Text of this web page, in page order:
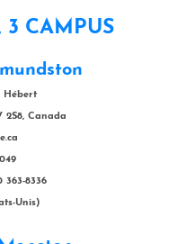
3 CAMPUS
Hébert
2S8, Canada
363-8336
Unis)